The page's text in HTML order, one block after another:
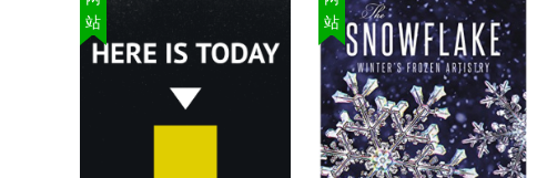
兄弟首次试飞了完全受
控、依靠自身动力、机
身比空气重、持续滞空
不落地的飞机，也就是
世界上第一架飞机“飞行
者一号”。
"
（Electromagnetic
induction）现象是指放在
变化磁通量中的导体，
中国科学院国家空间科
学中心主办的网站，可
以使我们了解空间技术
的发展历程和趋势。除
此之外，还有精美的太
空照片和图书推荐推荐
站
站